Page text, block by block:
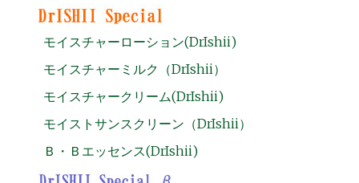
モイスチャーローション(DrIshii)
モイスチャーミルク（DrIshii）
モイスチャークリーム(DrIshii)
モイストサンスクリーン（DrIshii）
Ｂ・Ｂエッセンス(DrIshii)